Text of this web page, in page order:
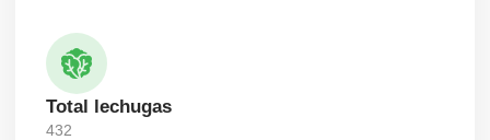
Total lechugas
432